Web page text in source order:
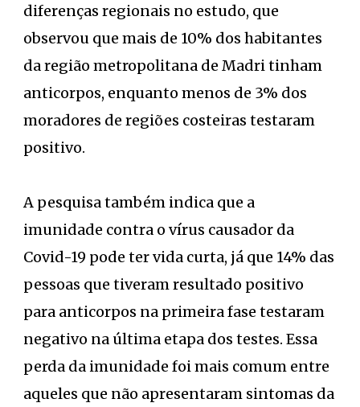
diferenças regionais no estudo, que
observou que mais de 10% dos habitantes
da região metropolitana de Madri tinham
anticorpos, enquanto menos de 3% dos
moradores de regiões costeiras testaram
positivo.
A pesquisa também indica que a
imunidade contra o vírus causador da
Covid-19 pode ter vida curta, já que 14% das
pessoas que tiveram resultado positivo
para anticorpos na primeira fase testaram
negativo na última etapa dos testes. Essa
perda da imunidade foi mais comum entre
aqueles que não apresentaram sintomas da